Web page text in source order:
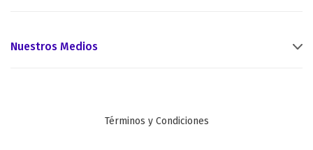
Nuestros Medios
Términos y Condiciones